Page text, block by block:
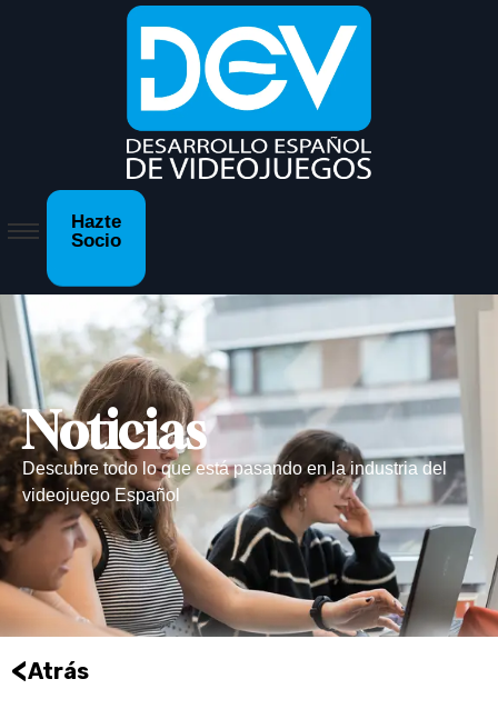
Hazte
Socio
Noticias
Descubre todo lo que está pasando en la industria del
videojuego Español
<Atrás